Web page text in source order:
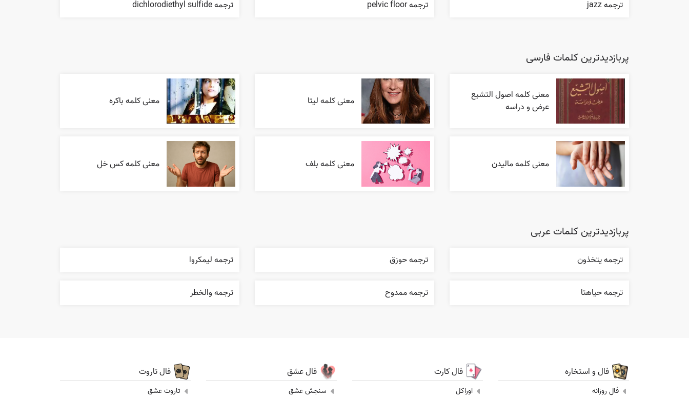
ترجمه jazz ترجمه pelvic floor ترجمه dichlorodiethyl sulfide
پربازدیدترین کلمات فارسی
معنی کلمه اصول التشیع
عرض و دراسه
معنی کلمه لیتا معنی کلمه باکره
معنی کلمه مالیدن معنی کلمه بلف معنی کلمه کس خل
پربازدیدترین کلمات عربی
ترجمه يتخذون ترجمه حوزق ترجمه ليمکروا
ترجمه حياهتا ترجمه ممدوح ترجمه والخطر
فال و استخاره
فال روزانه
فال کارت
اوراکل
فال عشق
سنجش عشق
فال تاروت
تاروت عشق